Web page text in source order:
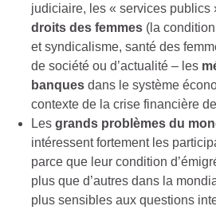
judiciaire, les « services
droits des femmes (la
et syndicalisme, santé des
de société ou d’actualité – les
banques dans le système
contexte de la crise financière
Les grands problèmes du
intéressent fortement les
parce que leur condition
plus que d’autres dans la
plus sensibles aux questions